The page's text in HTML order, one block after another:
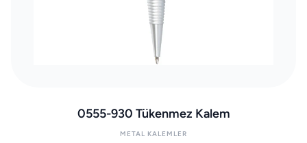
0555-930 Tükenmez Kalem
METAL KALEMLER